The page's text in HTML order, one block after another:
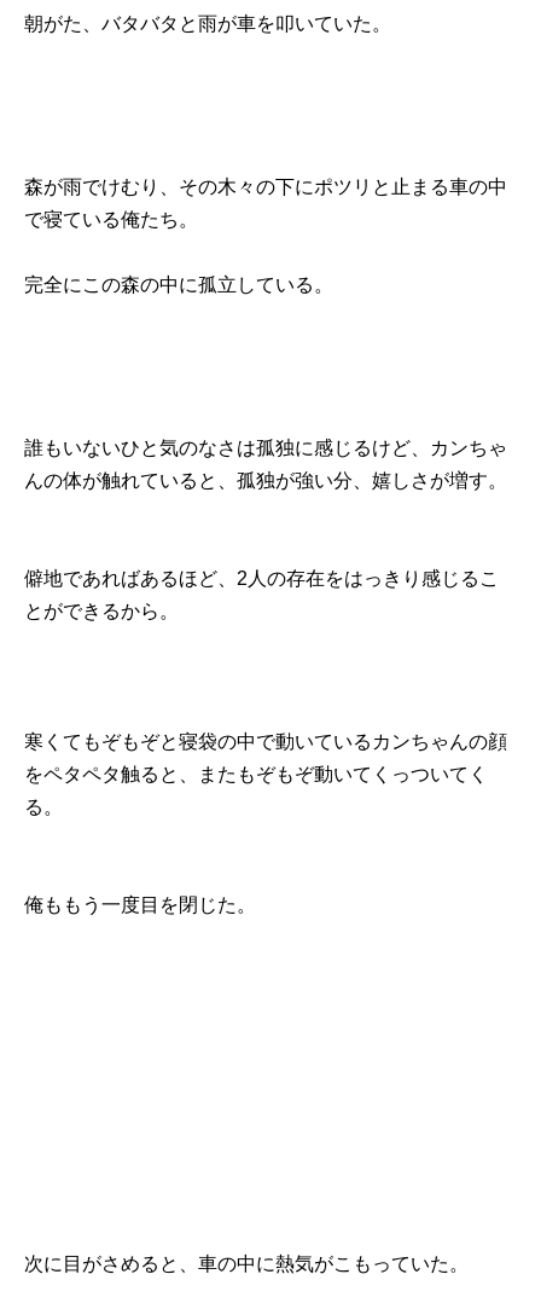
朝がた、バタバタと雨が車を叩いていた。
森が雨でけむり、その木々の下にポツリと止まる車の中
で寝ている俺たち。
完全にこの森の中に孤立している。
誰もいないひと気のなさは孤独に感じるけど、カンちゃ
んの体が触れていると、孤独が強い分、嬉しさが増す。
僻地であればあるほど、2人の存在をはっきり感じるこ
とができるから。
寒くてもぞもぞと寝袋の中で動いているカンちゃんの顔
をペタペタ触ると、またもぞもぞ動いてくっついてく
る。
俺ももう一度目を閉じた。
次に目がさめると、車の中に熱気がこもっていた。